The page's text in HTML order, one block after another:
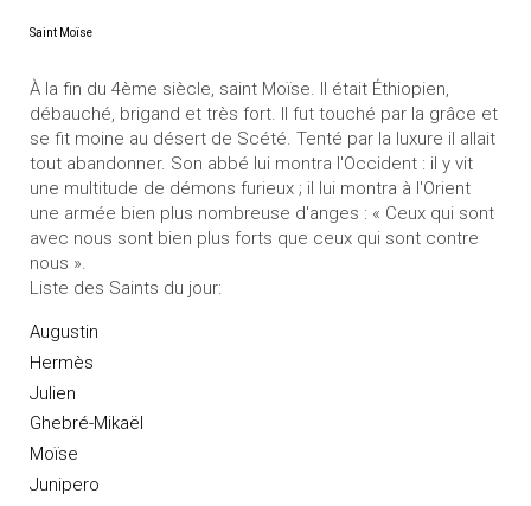
Saint Moïse
À la fin du 4ème siècle, saint Moïse. Il était Éthiopien,
débauché, brigand et très fort. Il fut touché par la grâce et
se fit moine au désert de Scété. Tenté par la luxure il allait
tout abandonner. Son abbé lui montra l'Occident : il y vit
une multitude de démons furieux ; il lui montra à l'Orient
une armée bien plus nombreuse d'anges : « Ceux qui sont
avec nous sont bien plus forts que ceux qui sont contre
nous ».
Liste des Saints du jour:
Augustin
Hermès
Julien
Ghebré-Mikaël
Moïse
Junipero